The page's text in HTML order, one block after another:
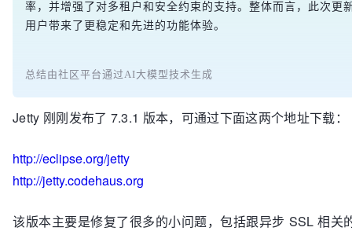
率，并增强了对多租户和安全约束的支持。整体而言，此次更
用户带来了更稳定和先进的功能体验。
总结由社区平台通过AI大模型技术生成
Jetty 刚刚发布了 7.3.1 版本，可通过下面这两个地址下载：
http://eclipse.org/jetty
http://jetty.codehaus.org
该版本主要是修复了很多的小问题，包括跟异步 SSL 相关